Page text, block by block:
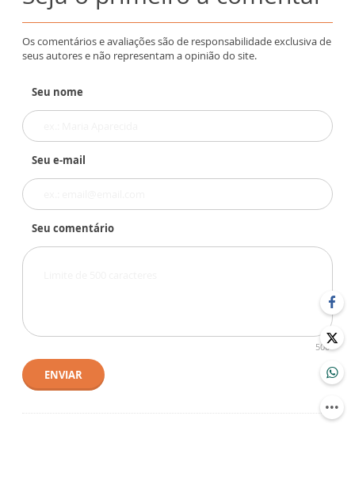
Os comentários e avaliações são de responsabilidade exclusiva de
seus autores e não representam a opinião do site.
Seu nome
Seu e-mail
Seu comentário
500
ENVIAR